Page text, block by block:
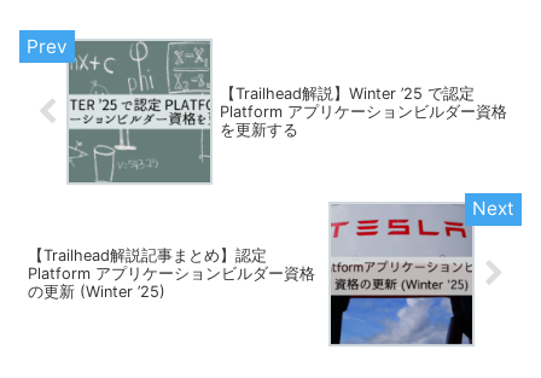
【Trailhead解説】Winter ’25 で認定
Platform アプリケーションビルダー資格
を更新する
【Trailhead解説記事まとめ】認定
Platform アプリケーションビルダー資格
の更新 (Winter ’25)